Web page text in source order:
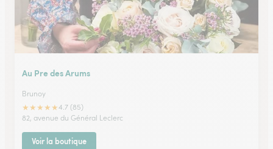
Au Pre des Arums
Brunoy
★★★★★4.7 (85)
82, avenue du Général Leclerc
Voir la boutique